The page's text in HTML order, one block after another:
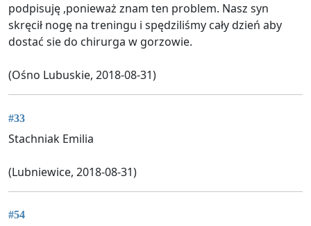
podpisuję ,ponieważ znam ten problem. Nasz syn
skręcił nogę na treningu i spędziliśmy cały dzień aby
dostać sie do chirurga w gorzowie.
(Ośno Lubuskie, 2018-08-31)
#33
Stachniak Emilia
(Lubniewice, 2018-08-31)
#54